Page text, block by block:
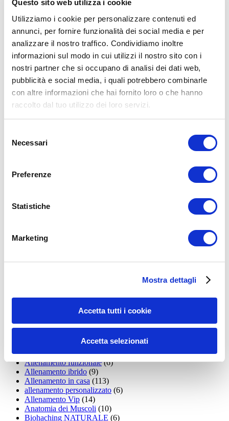
Questo sito web utilizza i cookie
Utilizziamo i cookie per personalizzare contenuti ed
annunci, per fornire funzionalità dei social media e per
analizzare il nostro traffico. Condividiamo inoltre
informazioni sul modo in cui utilizzi il nostro sito con i
nostri partner che si occupano di analisi dei dati web,
pubblicità e social media, i quali potrebbero combinarle
con altre informazioni che hai fornito loro o che hanno
raccolto dal tuo utilizzo dei loro servizi.
delNecessari
Preferenze
Statistiche
Marketing
Mostra dettagli
Accetta tutti i cookie
Accetta selezionati
ALLENATI CON ME!
35workout(10)
Allenamenti con elastici(26)
Allenamenti in Diretta(30)
Allenamento aerobico(16)
Allenamento con il TRX(36)
Allenamento Donne(75)
Allenamento funzionale(6)
Allenamento ibrido (9)
Allenamento in casa (113)
allenamento personalizzato (6)
Allenamento Vip (14)
Anatomia dei Muscoli (10)
Biohaching NATURALE (6)